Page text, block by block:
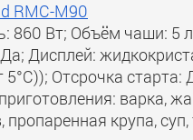
RMC-M90
860 Вт; Объём чаши: 5
Дисплей:
Отсрочка старта:
варка,
крупа, суп,